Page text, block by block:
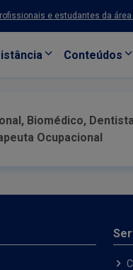
e estudantes da área
Conteúdos
Biomédico,
Ocupacional